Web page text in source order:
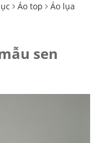
Áo top Áo lụa
sen